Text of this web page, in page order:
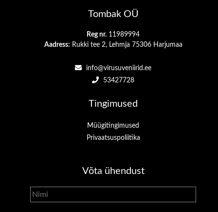
Tombak OÜ
Reg nr. 11989994
Aadress: Rukki tee 2, Lehmja 75306 Harjumaa
info@virusuveniirid.ee
53427728
Tingimused
Müügitingimused
Privaatsuspoliitika
Võta ühendust